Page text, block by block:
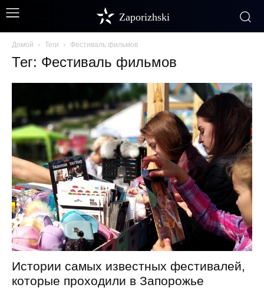
Zaporizhski
Домой Теги Фестиваль фильмов
Тег: Фестиваль фильмов
Истории самых известных фестивалей,
которые проходили в Запорожье